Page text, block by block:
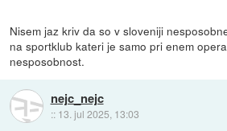
Nisem jaz kriv da so v sloveniji
na sportklub kateri je samo pri enem
nesposobnost.
nejc_nejc
:: 13. jul 2025, 13:03